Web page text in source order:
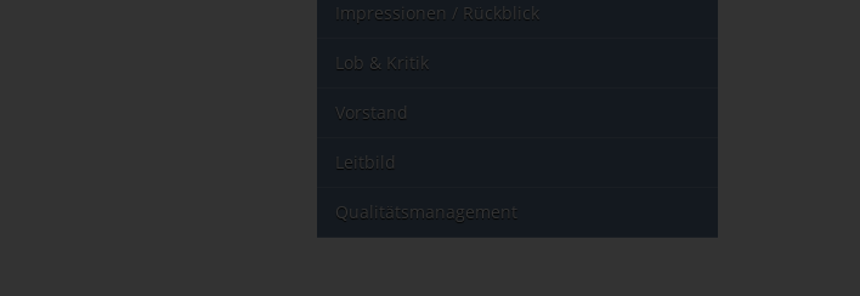
Impressionen / Rückblick
Lob & Kritik
Vorstand
Leitbild
Qualitätsmanagement